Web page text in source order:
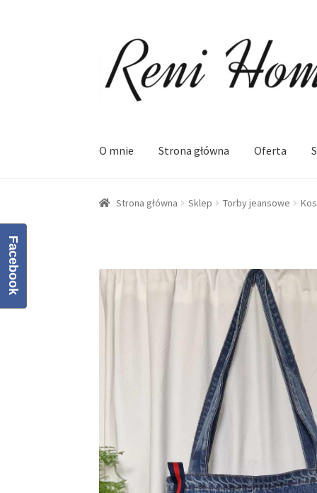
Przejdź
nawigacji
Przejdź
treści
O mnie Strona główna Oferta
Strona główna Kontakt Koszyk Moje konto
Strona główna Sklep Torby jeansowe
Facebook